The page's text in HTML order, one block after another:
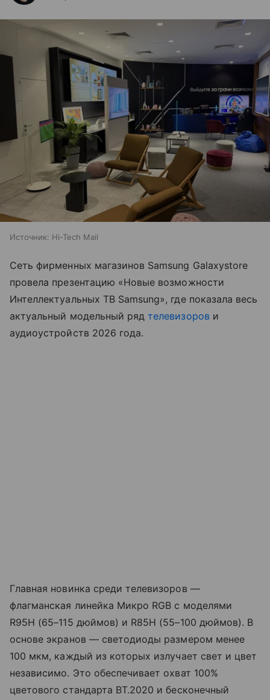
Источник: Hi-Tech Mail
Сеть фирменных магазинов Samsung Galaxystore
провела презентацию «Новые возможности
Интеллектуальных ТВ Samsung», где показала весь
актуальный модельный рядтелевизоров и
аудиоустройств 2026 года.
Главная новинка среди телевизоров —
флагманская линейка Микро RGB с моделями
R95H (65–115 дюймов) и R85H (55–100 дюймов). В
основе экранов — светодиоды размером менее
100 мкм, каждый из которых излучает свет и цвет
независимо. Это обеспечивает охват 100%
цветового стандарта BT.2020 и бесконечный